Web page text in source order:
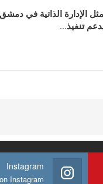
الإدارة الذاتية في
تنفيذ…
Instagram
Instagram